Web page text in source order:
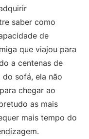
saber como
de
que viajou para
a centenas de
sofá, ela não
chegar ao
as mais
mais tempo do